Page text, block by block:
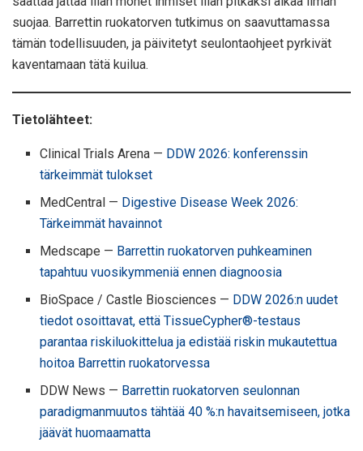
suojaa. Barrettin ruokatorven tutkimus on saavuttamassa
tämän todellisuuden, ja päivitetyt seulontaohjeet pyrkivät
kaventamaan tätä kuilua.
Tietolähteet:
Clinical Trials Arena — DDW 2026: konferenssin
tärkeimmät tulokset
MedCentral — Digestive Disease Week 2026:
Tärkeimmät havainnot
Medscape — Barrettin ruokatorven puhkeaminen
tapahtuu vuosikymmeniä ennen diagnoosia
BioSpace / Castle Biosciences — DDW 2026:n uudet
tiedot osoittavat, että TissueCypher®-testaus
parantaa riskiluokittelua ja edistää riskin mukautettua
hoitoa Barrettin ruokatorvessa
DDW News — Barrettin ruokatorven seulonnan
paradigmanmuutos tähtää 40 %:n havaitsemiseen, jotka
jäävät huomaamatta